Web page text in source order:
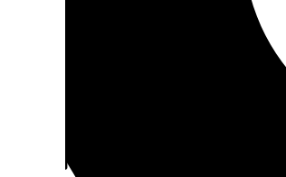
naranja